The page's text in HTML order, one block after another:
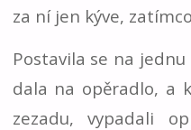
za ní jen kýve,
Postavila se na
dala na opěradlo, a
zezadu, vypadali